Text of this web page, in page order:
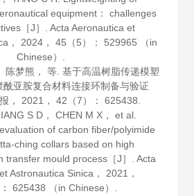
equipment： challenges
［J］.Acta Aeronautica et
， 2024， 45 （5）： 529965 （in
Chinese）.
陈梦熊， 等. 基于高温树脂传递模塑
酰亚胺复合材料连接环制备与验证
， 2021 ，42 （7）： 625438.
S D， CHEN M X， et al.
of carbon fiber/polyimide
ching collars based on high
transfer mould process［J］.Acta
Astronautica Sinica ， 2021 ，
： 625438 （in Chinese）.